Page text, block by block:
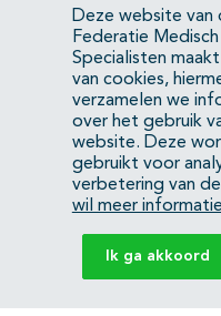
Mercatorlaan 1200
3528 BL Utrecht
(088) 505 34 34
YouTubeLinkedIn
KvK Federatie Medisch
Privacyverklaring
Deze website van
Federatie Medisch
Specialisten
van cookies,
verzamelen we
over het gebruik
website. Deze
gebruikt voor
verbetering van
wil meer informatie
Ik ga akkoord